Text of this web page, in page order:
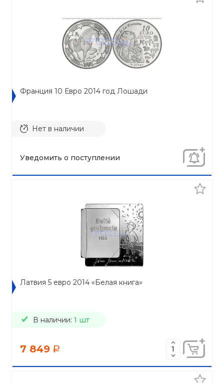
Франция 10 Евро 2014 год Лошади
Нет в наличии
Уведомить о поступлении
Латвия 5 евро 2014 «Белая книга»
В наличии: 1 шт
7 849 a